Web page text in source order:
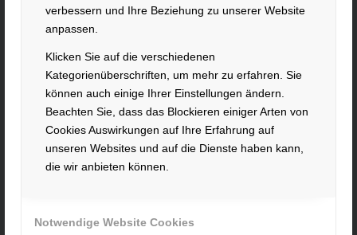
verbessern und Ihre Beziehung zu unserer Website
anpassen.
Klicken Sie auf die verschiedenen
Kategorienüberschriften, um mehr zu erfahren. Sie
können auch einige Ihrer Einstellungen ändern.
Beachten Sie, dass das Blockieren einiger Arten von
Cookies Auswirkungen auf Ihre Erfahrung auf
unseren Websites und auf die Dienste haben kann,
die wir anbieten können.
Notwendige Website Cookies
Hacker Feinmechanik GmbH
Im Polder 2 / Neuhausen
Fax. +49 991 91564
contact@hacker-feinmechanik.de
Ihr Weg zu uns